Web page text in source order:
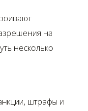
на
несколько
штрафы и